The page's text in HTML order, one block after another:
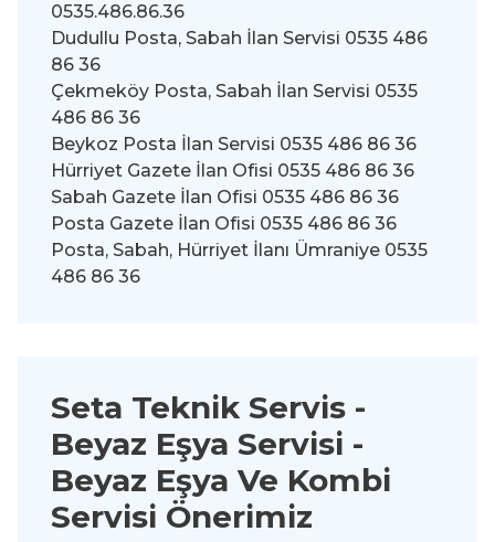
0535.486.86.36
Dudullu Posta, Sabah İlan Servisi 0535 486
86 36
Çekmeköy Posta, Sabah İlan Servisi 0535
486 86 36
Beykoz Posta İlan Servisi 0535 486 86 36
Hürriyet Gazete İlan Ofisi 0535 486 86 36
Sabah Gazete İlan Ofisi 0535 486 86 36
Posta Gazete İlan Ofisi 0535 486 86 36
Posta, Sabah, Hürriyet İlanı Ümraniye 0535
486 86 36
Seta Teknik Servis -
Beyaz Eşya Servisi -
Beyaz Eşya Ve Kombi
Servisi Önerimiz